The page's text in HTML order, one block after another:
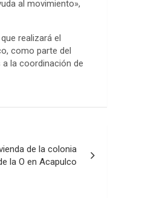
al movimiento»,
realizará el
como parte del
la coordinación de
de la colonia
la O en Acapulco